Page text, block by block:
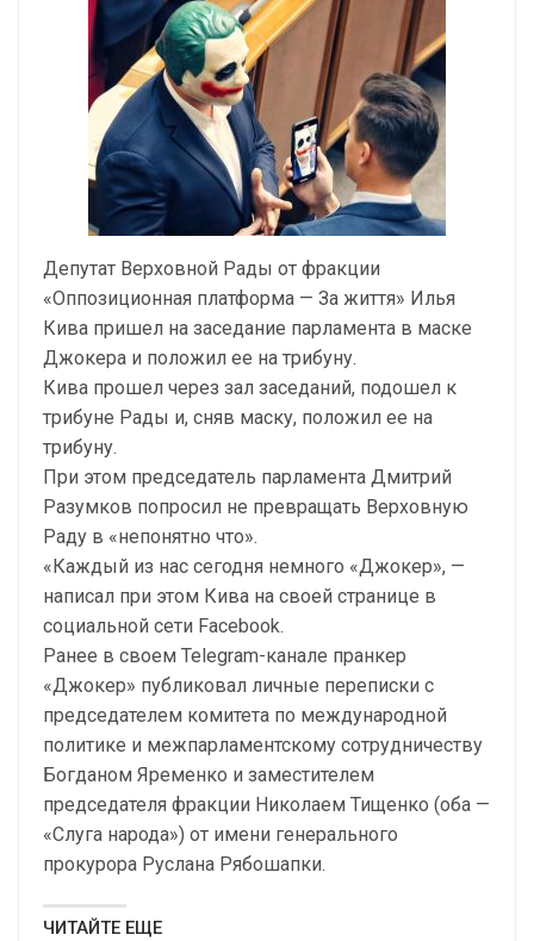
Депутат Верховной Рады от фракции
«Оппозиционная платформа — За життя» Илья
Кива пришел на заседание парламента в маске
Джокера и положил ее на трибуну.
Кива прошел через зал заседаний, подошел к
трибуне Рады и, сняв маску, положил ее на
трибуну.
При этом председатель парламента Дмитрий
Разумков попросил не превращать Верховную
Раду в «непонятно что».
«Каждый из нас сегодня немного «Джокер», —
написал при этом Кива на своей странице в
социальной сети Facebook.
Ранее в своем Telegram-канале пранкер
«Джокер» публиковал личные переписки с
председателем комитета по международной
политике и межпарламентскому сотрудничеству
Богданом Яременко и заместителем
председателя фракции Николаем Тищенко (оба —
«Слуга народа») от имени генерального
прокурора Руслана Рябошапки.
ЧИТАЙТЕ ЕЩЕ